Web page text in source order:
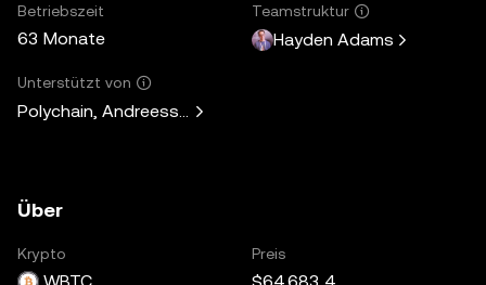
Betriebszeit
63 Monate
Teamstruktur
Hayden Adams
Unterstützt von
Polychain, Andreessen Horowitz, Paradigm, Variant Fund,
Über
Krypto
WBTC
Preis
$64.683,4